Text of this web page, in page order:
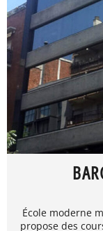
École moderne
propose des